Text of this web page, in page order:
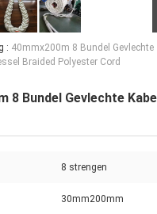
: 40mmx200m 8 Bundel Gevlechte
Braided Polyester Cord
8 Bundel Gevlechte
8 strengen
30mm200mm